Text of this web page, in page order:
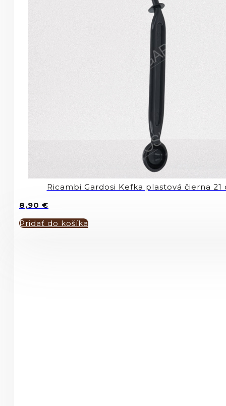
Ricambi Gardosi Kefka plastová čierna
8,90 €
Pridať do košíka